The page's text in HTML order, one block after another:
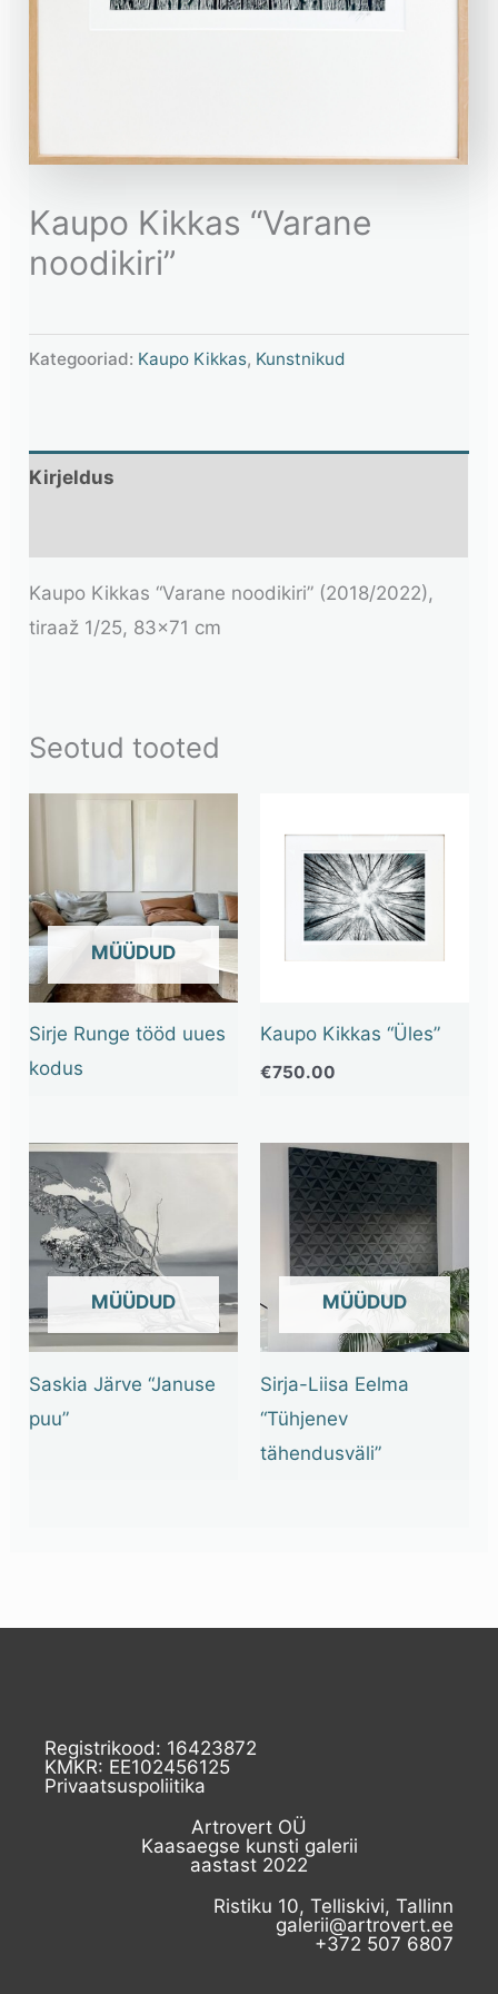
Kaupo Kikkas “Varane
noodikiri”
Kategooriad: Kaupo Kikkas, Kunstnikud
Kirjeldus
Kaupo Kikkas “Varane noodikiri” (2018/2022),
tiraaž 1/25, 83×71 cm
Seotud tooted
OUT OF STOCK
Sirje Runge tööd uues
kodus
Kaupo Kikkas “Üles”
€750.00
OUT OF STOCK
Saskia Järve “Januse
puu”
OUT OF STOCK
Sirja-Liisa Eelma
“Tühjenev
tähendusväli”
Registrikood: 16423872
KMKR: EE102456125
Privaatsuspoliitika
Artrovert OÜ
Kaasaegse kunsti galerii
aastast 2022
Ristiku 10, Telliskivi, Tallinn
galerii@artrovert.ee
+372 507 6807​